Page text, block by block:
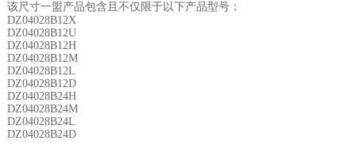
该尺寸一盟产品包含且不仅限于以下产品型号：
DZ04028B12X
DZ04028B12U
DZ04028B12H
DZ04028B12M
DZ04028B12L
DZ04028B12D
DZ04028B24H
DZ04028B24M
DZ04028B24L
DZ04028B24D